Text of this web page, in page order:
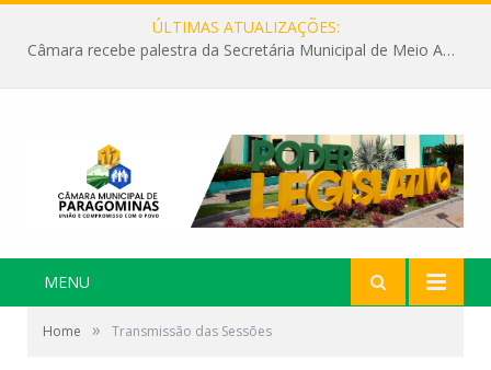
ÚLTIMAS ATUALIZAÇÕES:
Câmara recebe palestra da Secretária Municipal de Meio Ambiente sobre as ações da “SEMANA DO MEIO AMBIENTE”
MENU
Home » Transmissão das Sessões